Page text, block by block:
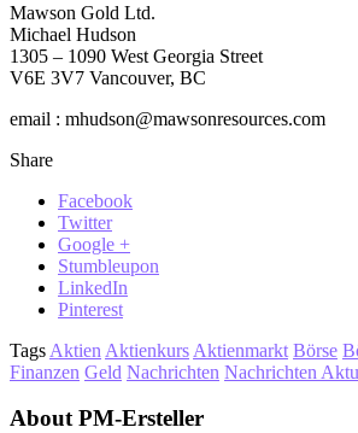
Mawson Gold Ltd.
Michael Hudson
1305 – 1090 West Georgia Street
V6E 3V7 Vancouver, BC
email : mhudson@mawsonresources.com
Share
Facebook
Twitter
Google +
Stumbleupon
LinkedIn
Pinterest
Tags Aktien Aktienkurs Aktienmarkt Börse
Finanzen Geld Nachrichten Nachrichten
About PM-Ersteller